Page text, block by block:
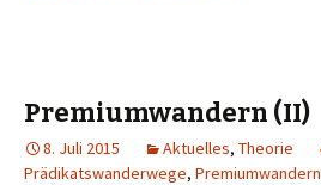
Premiumwandern (II)
8. Juli 2015 Aktuelles, Theorie
Prädikatswanderwege, Premiumwandern